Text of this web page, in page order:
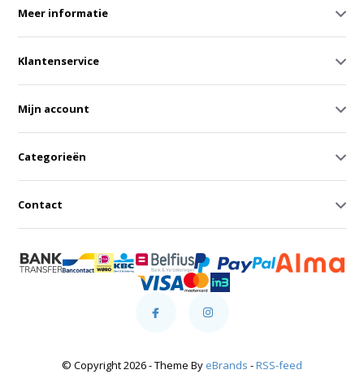
Meer informatie
Klantenservice
Mijn account
Categorieën
Contact
© Copyright 2026 - Theme By eBrands -RSS-feed